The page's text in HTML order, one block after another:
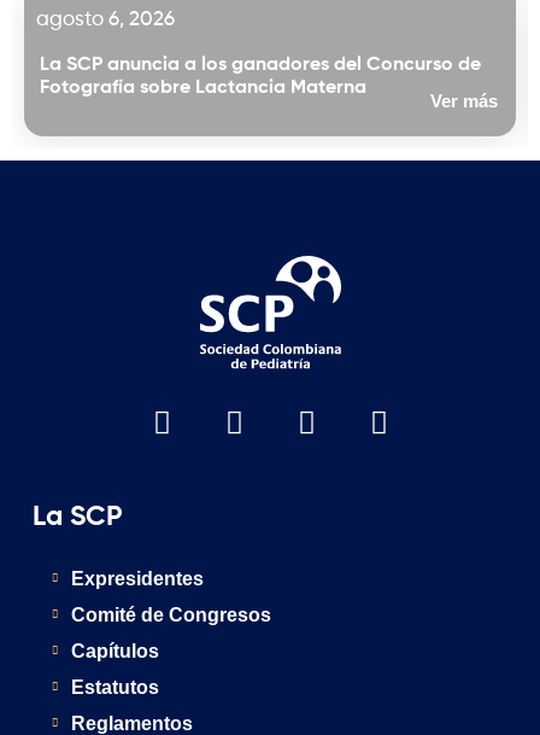
agosto 6, 2026
La SCP anuncia a los ganadores del Concurso de
Fotografía sobre Lactancia Materna
Ver más
La SCP
Expresidentes
Comité de Congresos
Capítulos
Estatutos
Reglamentos